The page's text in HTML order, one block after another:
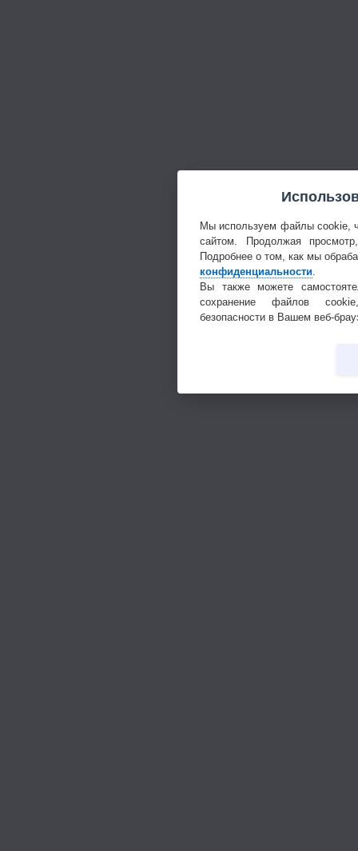
Мы используем файлы cookie,
сайтом. Продолжая
Подробнее о том, как мы
конфиденциальности
Вы также можете
сохранение файлов
безопасности в Вашем веб-